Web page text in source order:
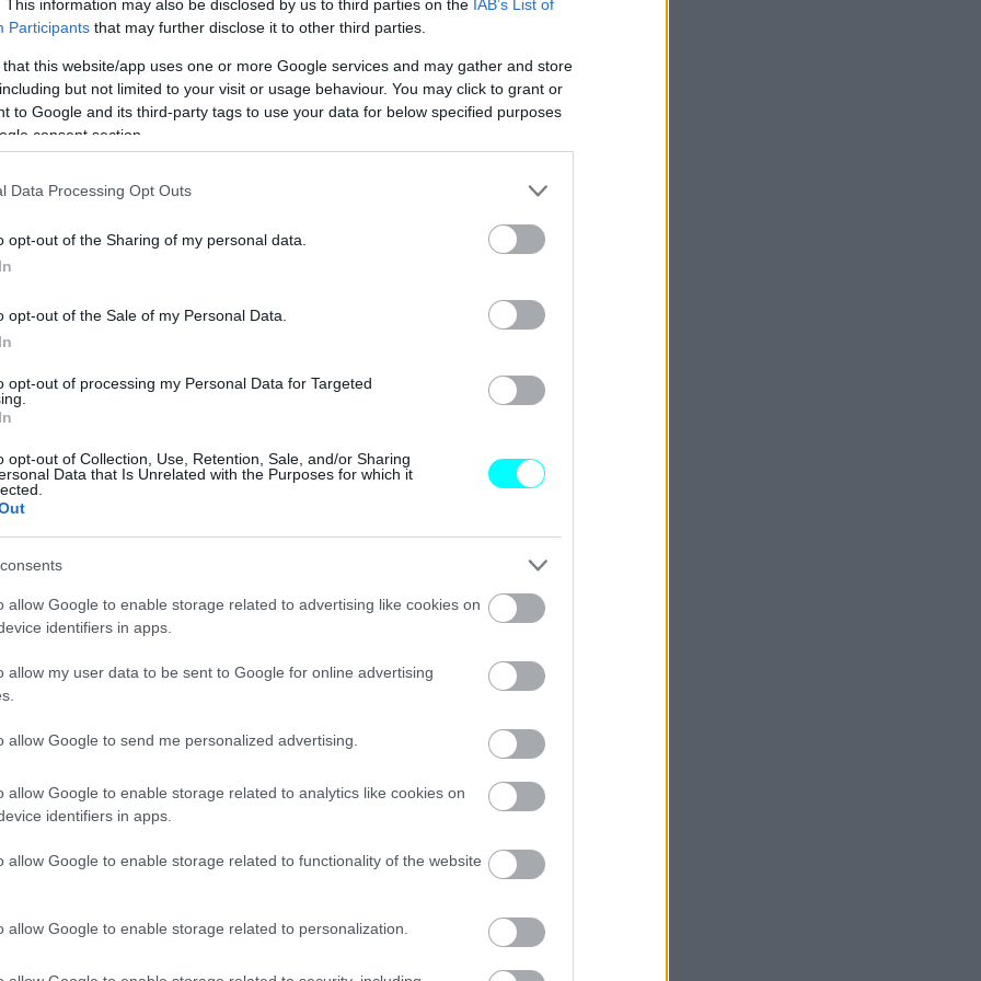
This information may also be disclosed by us to third parties on the IAB’s List of
Participants that may further disclose it to other third parties.
that this website/app uses one or more Google services and may gather and store
but not limited to your visit or usage behaviour. You may click to grant or
to Google and its third-party tags to use your data for below specified purposes
consent section.
Data Processing Opt Outs
opt-out of the Sharing of my personal data.
opt-out of the Sale of my Personal Data.
opt-out of processing my Personal Data for Targeted
opt-out of Collection, Use, Retention, Sale, and/or Sharing
Data that Is Unrelated with the Purposes for which it
allow Google to enable storage related to advertising like cookies on
identifiers in apps.
allow my user data to be sent to Google for online advertising
allow Google to send me personalized advertising.
allow Google to enable storage related to analytics like cookies on
identifiers in apps.
allow Google to enable storage related to functionality of the website
allow Google to enable storage related to personalization.
άδειας οδήγησης
τότε αρχικά πρέπει να επισκεφτείτε ένα
μια πράξη που δεν απαιτεί πολύ από το χρόνο σας.
τη διαδικασία επανέκδοσης του.
οδήγησης θα χρειαστεί να επισκεφτείτε
τον σύνδεσμο.
προσωπικούς σας κωδικούς πρόσβασης στο
σας και δείγμα της υπογραφής σας, να